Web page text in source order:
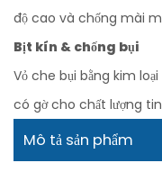
độ cao và chống mài
Bịt kín & chống bụi
Vỏ che bụi bằng kim
có gờ cho chất lượng
Mô tả sản phẩm